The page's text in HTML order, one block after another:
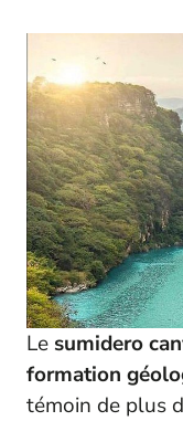
Le sumidero
formation
témoin de plus